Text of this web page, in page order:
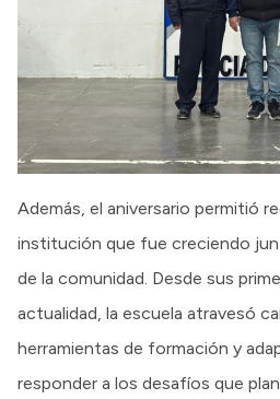
Además, el aniversario permitió
institución que fue creciendo
de la comunidad. Desde sus
actualidad, la escuela atravesó
herramientas de formación y
responder a los desafíos que